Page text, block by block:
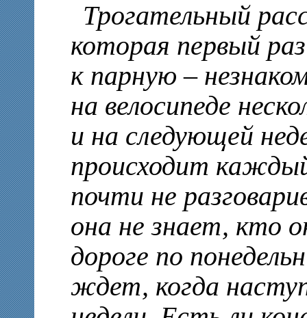
Трогательный
которая первый
к парную –
на велосипеде
и на следующей
происходит
почти не
она не знает, кто
дороге по
ждет, когда